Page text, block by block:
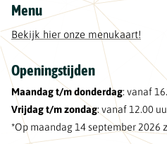
Menu
Bekijk hier onze menukaart!
Openingstijden
Maandag t/m donderdag: vanaf
Vrijdag t/m zondag: vanaf 12.00
*Op maandag 14 september 2026